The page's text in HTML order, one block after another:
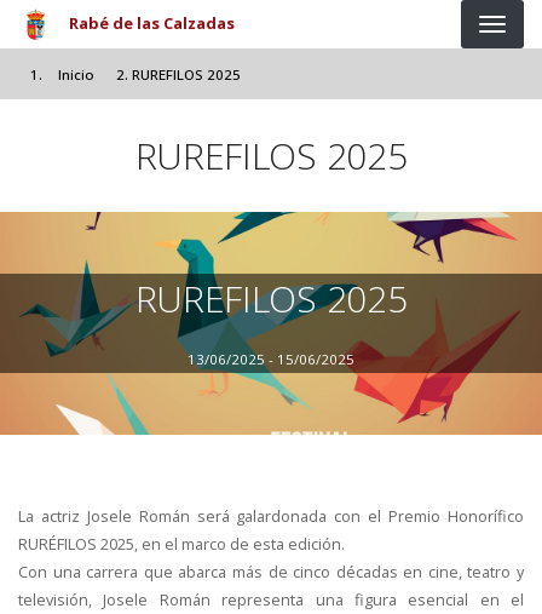
Pasar al contenido principal
Rabé de las Calzadas
Inicio RUREFILOS 2025
RUREFILOS 2025
RUREFILOS 2025
13/06/2025 - 15/06/2025
La actriz Josele Román será galardonada con el Premio Honorífico
RURÉFILOS 2025, en el marco de esta edición.
Con una carrera que abarca más de cinco décadas en cine, teatro y
televisión, Josele Román representa una figura esencial en el